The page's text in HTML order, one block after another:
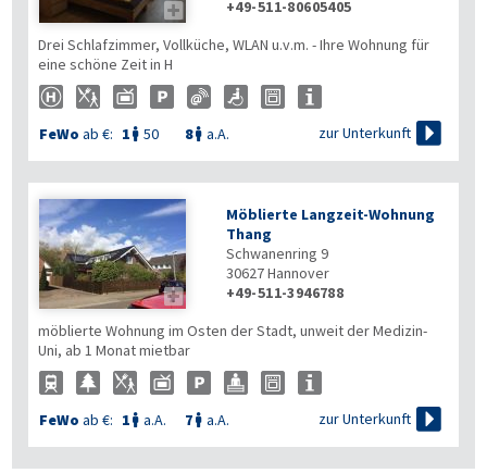

+49-511-80605405
FeWo ab €: 1  50 8 a.A.
Drei Schlafzimmer, Vollküche, WLAN u.v.m. - Ihre Wohnung für
eine schöne Zeit in H
zur Unterkunft 

Möblierte Langzeit-Wohnung
Thang
Schwanenring 9
30627Hannover
+49-511-3946788
FeWo ab €: 1  a.A. 7  a.A.
möblierte Wohnung im Osten der Stadt, unweit der Medizin-
Uni, ab 1 Monat mietbar
zur Unterkunft 